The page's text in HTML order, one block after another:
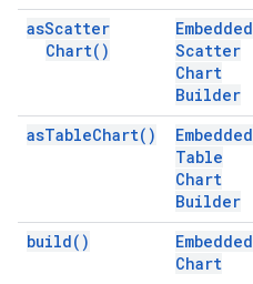
asScatter
Chart( )
Embedded
Scatter
Chart
Builder
asTableChart( )
Embedded
Table
Chart
Builder
build( )
Embedded
Chart